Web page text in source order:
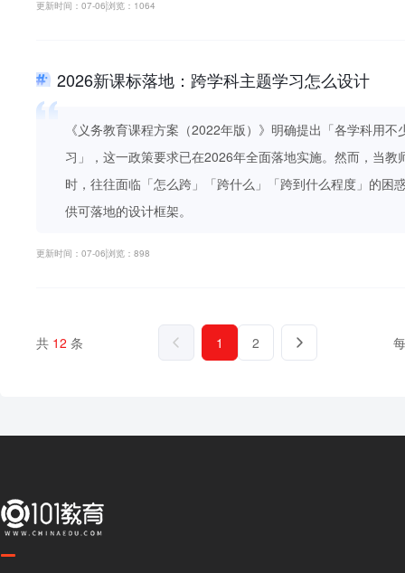
更新时间：07-06浏览：1064
2026新课标落地：跨学科主题学习怎么设计
《义务教育课程方案（2022年版）》明确提出「各学科用
习」，这一政策要求已在2026年全面落地实施。然而，当
时，往往面临「怎么跨」「跨什么」「跨到什么程度」的困
供可落地的设计框架。
更新时间：07-06浏览：898
共 12 条 1 2